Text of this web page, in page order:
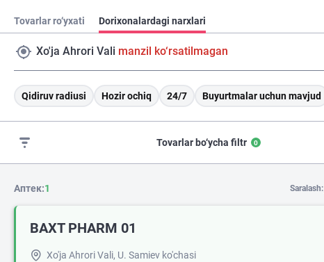
Tovarlar ro‘yxati Dorixonalardagi narxlari
Xo'ja Ahrori Vali manzil ko‘rsatilmagan
Qidiruv radiusi Hozir ochiq 24/7 Buyurtmalar uchun mavjud
Tovarlar bo‘ycha filtr 0
Аптек:1 Saralash:
BAXT PHARM 01
Xo'ja Ahrori Vali, U. Samiev ko'chasi